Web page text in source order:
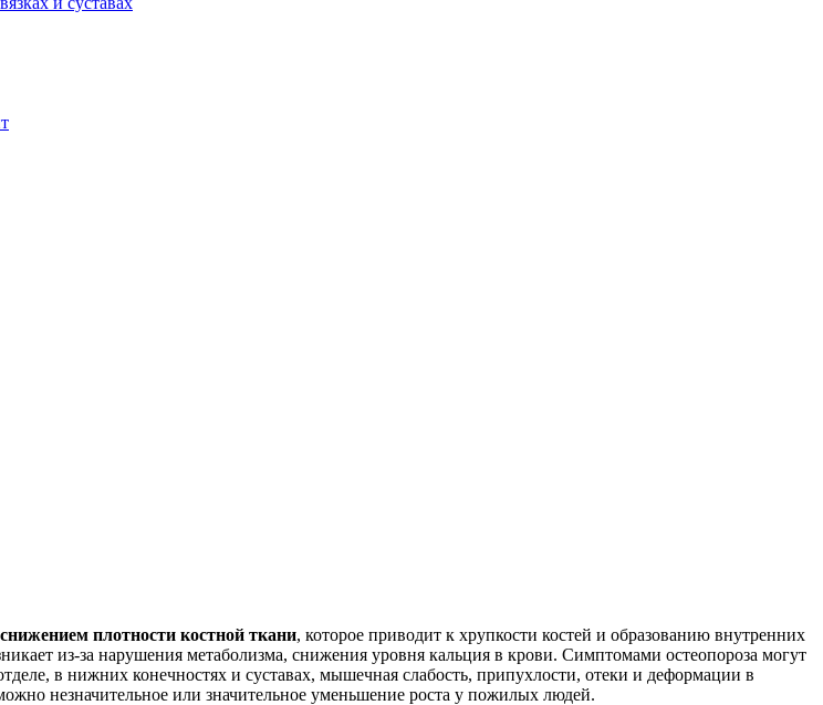
плотности костной ткани, которое приводит к хрупкости костей и образованию внутренних
из-за нарушения метаболизма, снижения уровня кальция в крови. Симптомами остеопороза могут
в нижних конечностях и суставах, мышечная слабость, припухлости, отеки и деформации в
незначительное или значительное уменьшение роста у пожилых людей.